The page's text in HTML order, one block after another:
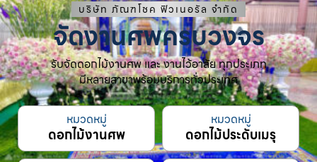
บริษัท ภัณฑโชค ฟิวเนอรัล จำกัด
จัดงานศพครบวงจร
รับจัดดอกไม้งานศพ และ งานไว้อาลัย ทุกประเภท
มีหลายสาขาพร้อมบริการทั่วประเทศ
หมวดหมู่
ดอกไม้งานศพ
หมวดหมู่
ดอกไม้ประดับเมรุ